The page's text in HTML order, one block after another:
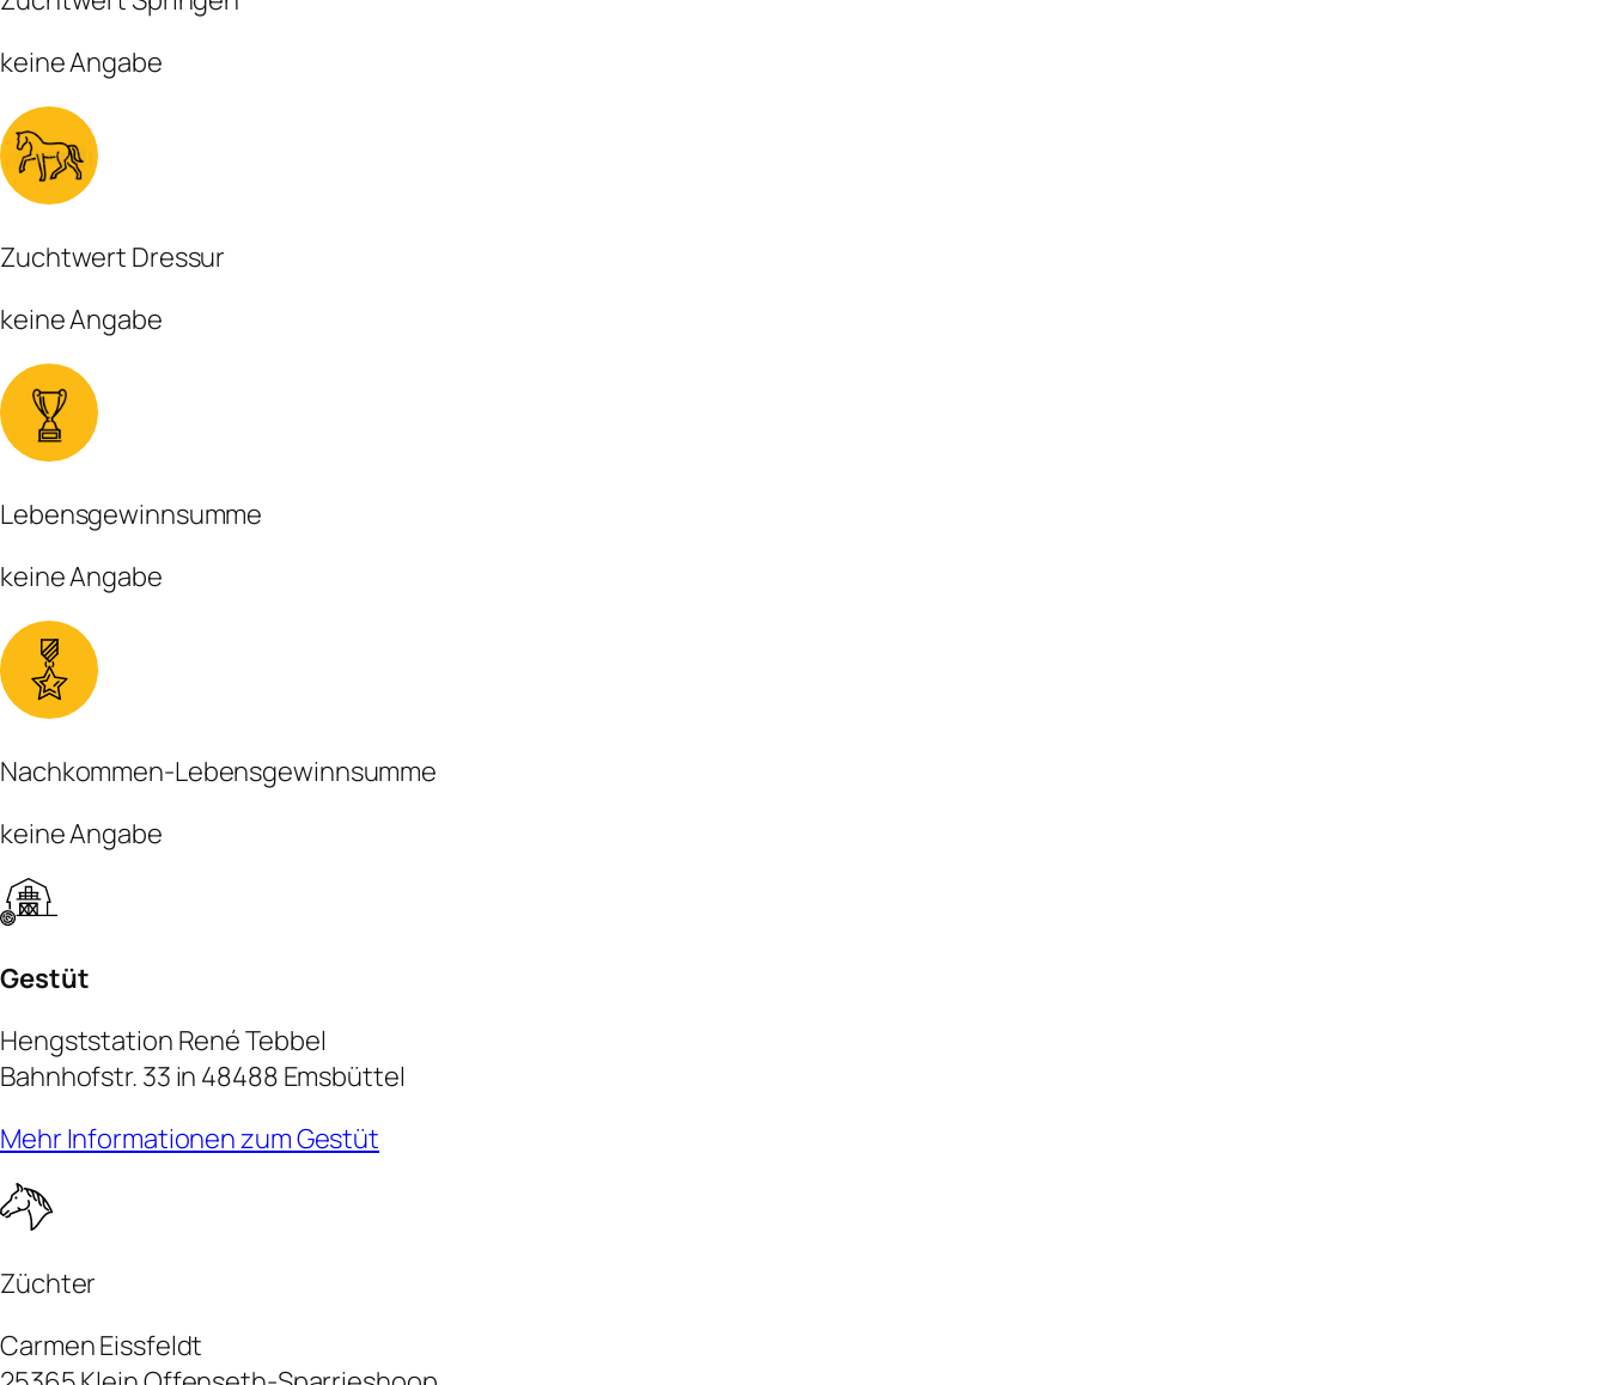
keine Angabe
Zuchtwert Dressur
keine Angabe
Lebensgewinnsumme
keine Angabe
Nachkommen-Lebensgewinnsumme
keine Angabe
Gestüt
Hengststation René Tebbel
Bahnhofstr. 33 in 48488 Emsbüttel
Mehr Informationen zum Gestüt
Züchter
Carmen Eissfeldt